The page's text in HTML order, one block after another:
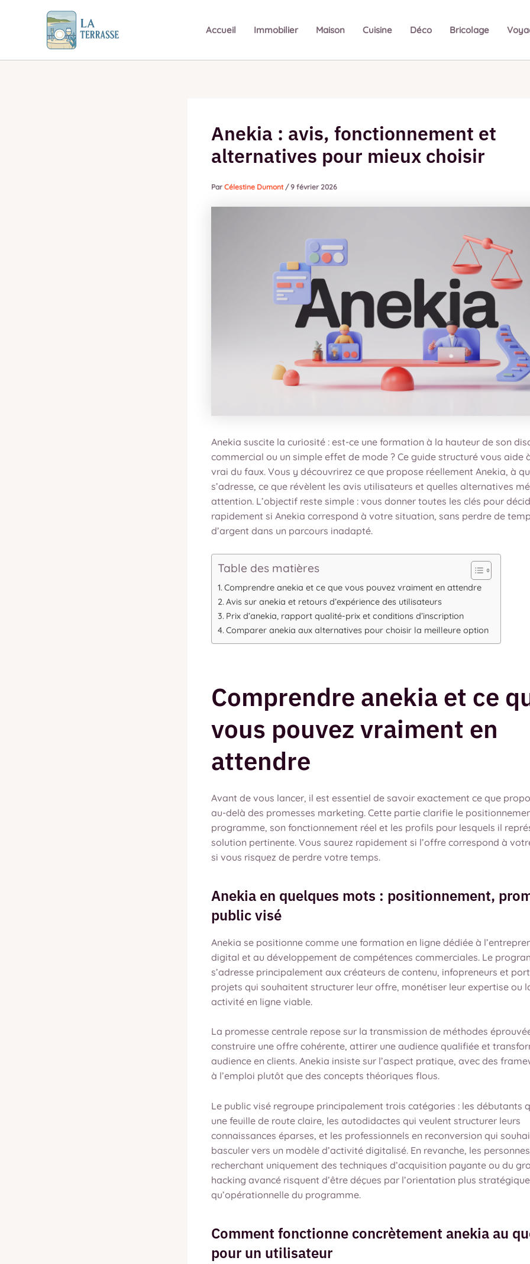
Accueil Immobilier Maison Cuisine Déco Bricolage
Anekia : avis, fonctionnement et
alternatives pour mieux choisir
Par Célestine Dumont/9 février 2026
Anekia suscite la curiosité : est-ce une formation à la hauteur de son
commercial ou un simple effet de mode ? Ce guide structuré vous aide
vrai du faux. Vous y découvrirez ce que propose réellement Anekia, à
s’adresse, ce que révèlent les avis utilisateurs et quelles alternatives
attention. L’objectif reste simple : vous donner toutes les clés pour
rapidement si Anekia correspond à votre situation, sans perdre de
d’argent dans un parcours inadapté.
Table des matières
Comprendre anekia et ce que vous pouvez vraiment en attendre
Avis sur anekia et retours d’expérience des utilisateurs
Prix d’anekia, rapport qualité-prix et conditions d’inscription
Comparer anekia aux alternatives pour choisir la meilleure option
Comprendre anekia et ce
vous pouvez vraiment en
attendre
Avant de vous lancer, il est essentiel de savoir exactement ce que
au-delà des promesses marketing. Cette partie clarifie le
programme, son fonctionnement réel et les profils pour lesquels il
solution pertinente. Vous saurez rapidement si l’offre correspond à
si vous risquez de perdre votre temps.
Anekia en quelques mots : positionnement,
public visé
Anekia se positionne comme une formation en ligne dédiée à
digital et au développement de compétences commerciales. Le
s’adresse principalement aux créateurs de contenu, infopreneurs et
projets qui souhaitent structurer leur offre, monétiser leur expertise ou
activité en ligne viable.
La promesse centrale repose sur la transmission de méthodes
construire une offre cohérente, attirer une audience qualifiée et
audience en clients. Anekia insiste sur l’aspect pratique, avec des
à l’emploi plutôt que des concepts théoriques flous.
Le public visé regroupe principalement trois catégories : les débutants
une feuille de route claire, les autodidactes qui veulent structurer leurs
connaissances éparses, et les professionnels en reconversion qui
basculer vers un modèle d’activité digitalisé. En revanche, les personnes
recherchant uniquement des techniques d’acquisition payante ou du
hacking avancé risquent d’être déçues par l’orientation plus stratégique
qu’opérationnelle du programme.
Comment fonctionne concrètement anekia au
pour un utilisateur